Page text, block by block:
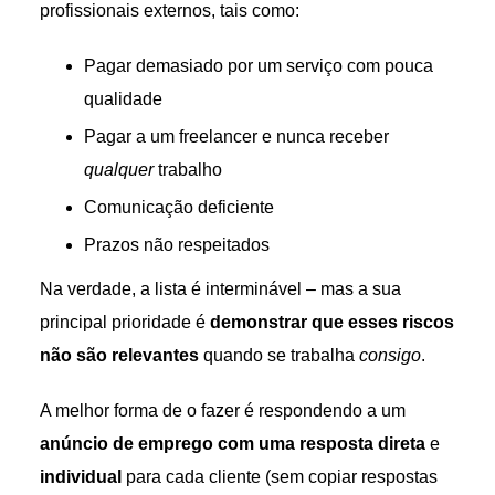
profissionais externos, tais como:
Pagar demasiado por um serviço com pouca
qualidade
Pagar a um freelancer e nunca receber
qualquertrabalho
Comunicação deficiente
Prazos não respeitados
Na verdade, a lista é interminável – mas a sua
principal prioridade é demonstrar que esses riscos
não são relevantesquando se trabalha consigo.
A melhor forma de o fazer é respondendo a um
anúncio de emprego com uma resposta diretae
individual para cada cliente (sem copiar respostas